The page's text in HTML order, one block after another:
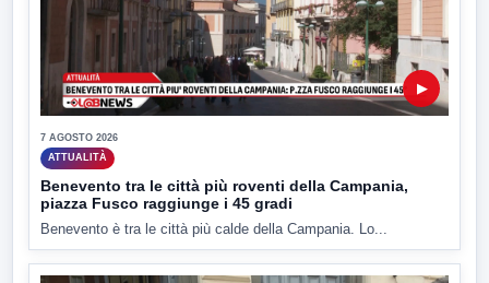
▶
7 AGOSTO 2026
ATTUALITÀ
Benevento tra le città più roventi della Campania,
piazza Fusco raggiunge i 45 gradi
Benevento è tra le città più calde della Campania. Lo...